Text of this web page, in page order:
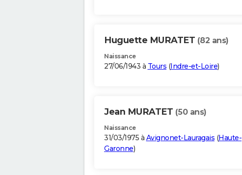
Huguette MURATET (82 ans)
Naissance
27/06/1943 à Tours (Indre-et-Loire)
Jean MURATET (50 ans)
Naissance
31/03/1975 à Avignonet-Lauragais (Haute-
Garonne)